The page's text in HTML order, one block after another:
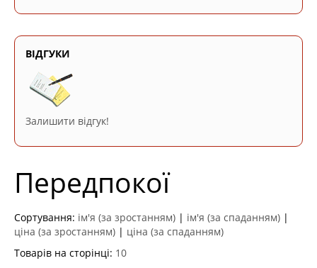
ВІДГУКИ
Залишити відгук!
Передпокої
Сортування: ім'я (за зростанням) | ім'я (за спаданням) |
ціна (за зростанням) | ціна (за спаданням)
Товарів на сторінці: 10